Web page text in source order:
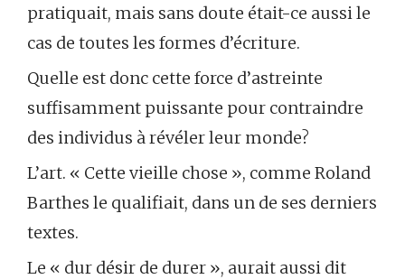
pratiquait, mais sans doute était-ce aussi le
cas de toutes les formes d’écriture.
Quelle est donc cette force d’astreinte
suffisamment puissante pour contraindre
des individus à révéler leur monde?
L’art. « Cette vieille chose », comme Roland
Barthes le qualifiait, dans un de ses derniers
textes.
Le « dur désir de durer », aurait aussi dit